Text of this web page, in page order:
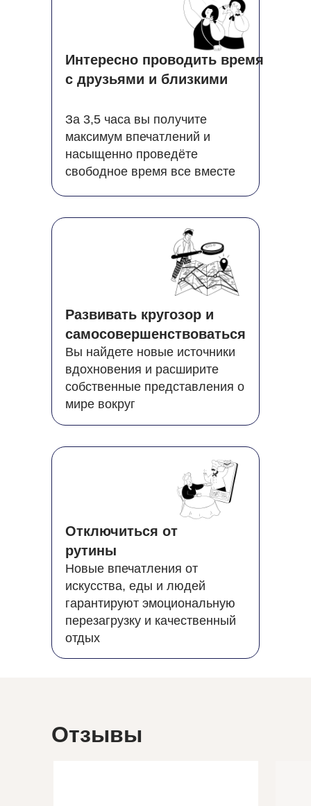
За 3,5 часа вы получите
максимум впечатлений и
насыщенно проведёте
свободное время все вместе
Вы найдете новые источники
вдохновения и расширите
собственные представления о
мире вокруг
Новые впечатления от
искусства, еды и людей
гарантируют эмоциональную
перезагрузку и качественный
отдых
Интересно проводить время
с друзьями и близкими
Развивать кругозор и
самосовершенствоваться
Отключиться от
рутины
Отзывы